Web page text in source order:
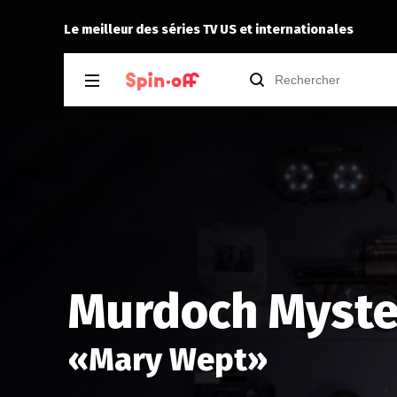
Le meilleur des séries TV US et internationales
Best Immigrant 1.02 crazybenji
Murdoch
«Mary Wept»